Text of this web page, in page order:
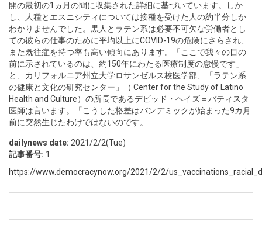
開の最初の1ヵ月の間に収集された詳細に基づいています。しか
し、人種とエスニシティについては接種を受けた人の約半分しか
わかりませんでした。黒人とラテン系は必要不可欠な労働者とし
ての彼らの仕事のために平均以上にCOVID-19の危険にさらされ、
また既往症を持つ率も高い傾向にあります。「ここで我々の目の
前に示されているのは、約150年にわたる医療制度の怠慢です」
と、カリフォルニア州立大学ロサンゼルス校医学部、「ラテン系
の健康と文化の研究センター」（ Center for the Study of Latino
Health and Culture）の所長であるデビッド・ヘイズ＝バティスタ
医師は言います。「こうした格差はパンデミックが始まった9カ月
前に突然生じたわけではないのです。
dailynews date: 2021/2/2(Tue)
記事番号: 1
https://www.democracynow.org/2021/2/2/